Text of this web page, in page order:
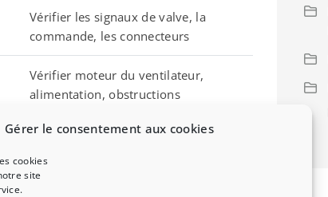
Gérer le consentement aux cookies
cookies
site
Vérifier les signaux de valve, la
commande, les connecteurs
Vérifier moteur du ventilateur,
alimentation, obstructions
Vérifier mémoire de l’unité
remplacer carte